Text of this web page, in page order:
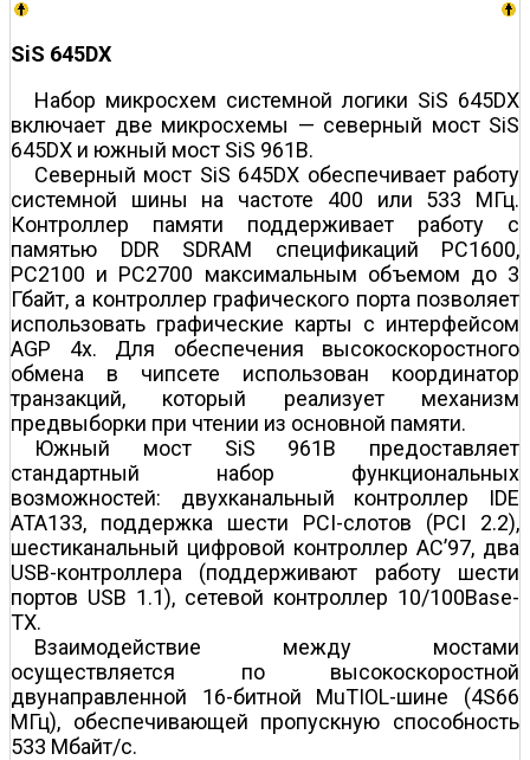
SiS 645DX
Набор микросхем системной логики SiS 645DX
включает две микросхемы — северный мост SiS
645DX и южный мост SiS 961B.
Северный мост SiS 645DX обеспечивает работу
системной шины на частоте 400 или 533 МГц.
Контроллер памяти поддерживает работу с
памятью DDR SDRAM спецификаций PC1600,
PC2100 и PC2700 максимальным объемом до 3
Гбайт, а контроллер графического порта позволяет
использовать графические карты с интерфейсом
AGP 4х. Для обеспечения высокоскоростного
обмена в чипсете использован координатор
транзакций, который реализует механизм
предвыборки при чтении из основной памяти.
Южный мост SiS 961B предоставляет
стандартный набор функциональных
возможностей: двухканальный контроллер IDE
ATA133, поддержка шести PCI-слотов (PCI 2.2),
шестиканальный цифровой контроллер AC’97, два
USB-контроллера (поддерживают работу шести
портов USB 1.1), сетевой контроллер 10/100Base-
TX.
Взаимодействие между мостами
осуществляется по высокоскоростной
двунаправленной 16-битной MuTIOL-шине (4Ѕ66
МГц), обеспечивающей пропускную способность
533 Мбайт/с.